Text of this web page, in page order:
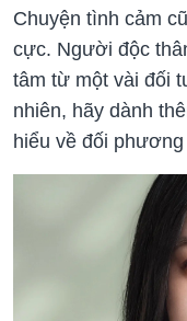
Chuyện tình cảm
cực. Người độc
tâm từ một vài đối
nhiên, hãy dành
hiểu về đối